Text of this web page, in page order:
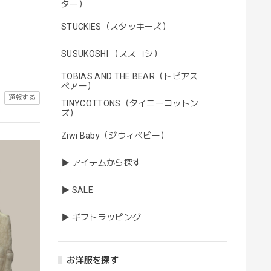
ター）
STUCKIES（スタッキーズ）
SUSUKOSHI （ススコシ）
TOBIAS AND THE BEAR（トビアス
ベアー）
TINYCOTTONS（タイニーコットン
ズ）
Ziwi Baby（ジウィベビー）
▶ アイテムから探す
▶ SALE
▶ ギフトラッピング
お洋服を探す
通報する